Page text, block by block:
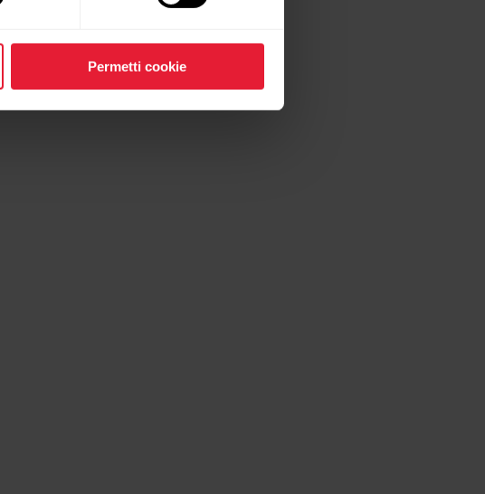
Permetti cookie